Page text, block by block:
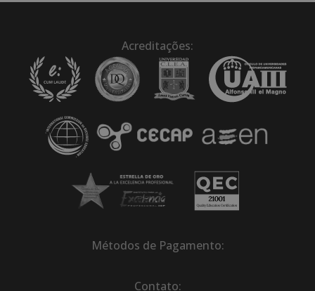
Acreditações:
Métodos de Pagamento:
Contato: